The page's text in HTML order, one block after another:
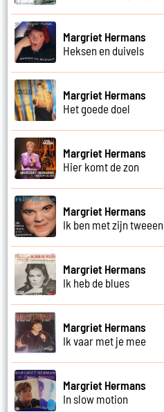
Margriet Hermans
Heksen en duivels
Margriet Hermans
Het goede doel
Margriet Hermans
Hier komt de zon
Margriet Hermans
Ik ben met zijn tweeen
Margriet Hermans
Ik heb de blues
Margriet Hermans
Ik vaar met je mee
Margriet Hermans
In slow motion